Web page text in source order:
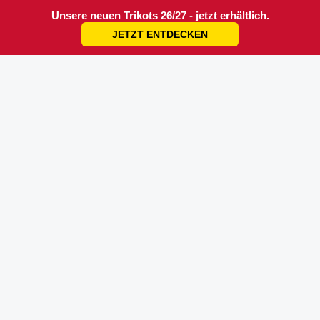
Unsere neuen Trikots 26/27 - jetzt erhältlich.
JETZT ENTDECKEN